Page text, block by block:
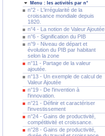
Menu : les activités par n°
n°2 - L'irrégularité de la
croissance mondiale depuis
1820.
n°4 - La notion de Valeur Ajoutée
n°6 - Signification du PIB
n°9 - Niveau de départ et
évolution du PIB par habitant
selon la zone
n°11 - Partage de la valeur
ajoutée.
n°13 - Un exemple de calcul de
Valeur Ajoutée
n°19 - De l'invention à
l'innovation.
n°21 - Définir et caractériser
l'investissement
n°24 - Gains de productivité,
compétitivité et croissance.
n°28 - Gains de productivité,